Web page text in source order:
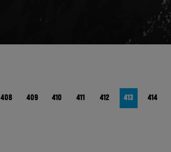
408 409 410 411 412 413 414